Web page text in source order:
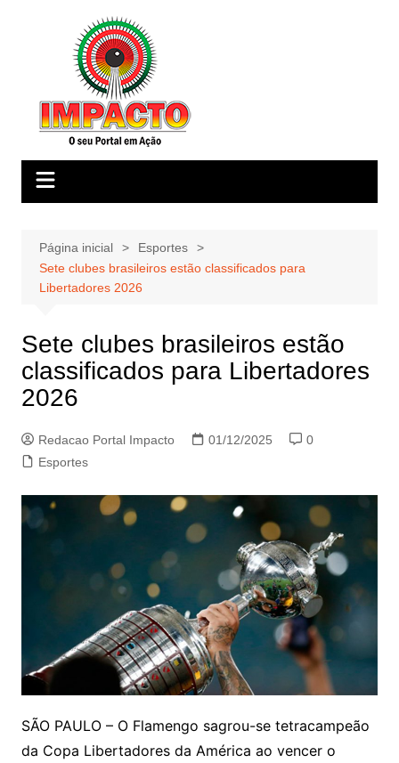
Página inicial
Esportes
Sete clubes brasileiros estão classificados para
Libertadores 2026
Sete clubes brasileiros estão
classificados para Libertadores
2026
Redacao Portal Impacto 01/12/2025
0
Esportes
SÃO PAULO – O Flamengo sagrou-se tetracampeão
da Copa Libertadores da América ao vencer o